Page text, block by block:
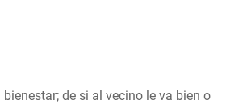
de si al vecino le va bien o